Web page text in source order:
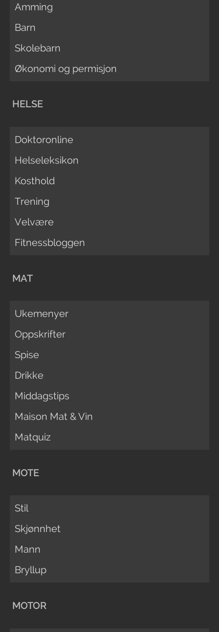
Amming
Barn
Skolebarn
Økonomi og permisjon
HELSE
Doktoronline
Helseleksikon
Kosthold
Trening
Velvære
Fitnessbloggen
MAT
Ukemenyer
Oppskrifter
Spise
Drikke
Middagstips
Maison Mat & Vin
Matquiz
MOTE
Stil
Skjønnhet
Mann
Bryllup
MOTOR